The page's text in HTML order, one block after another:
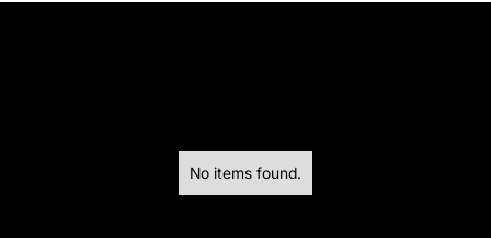
No items found.